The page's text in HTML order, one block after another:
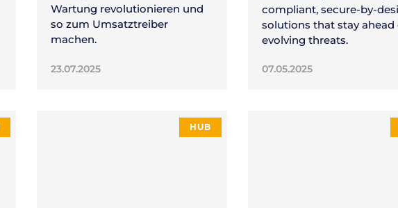
Wartung revolutionieren und
so zum Umsatztreiber
machen.
23.07.2025
compliant, secure-by-
solutions that stay ahead
evolving threats.
07.05.2025
HUB